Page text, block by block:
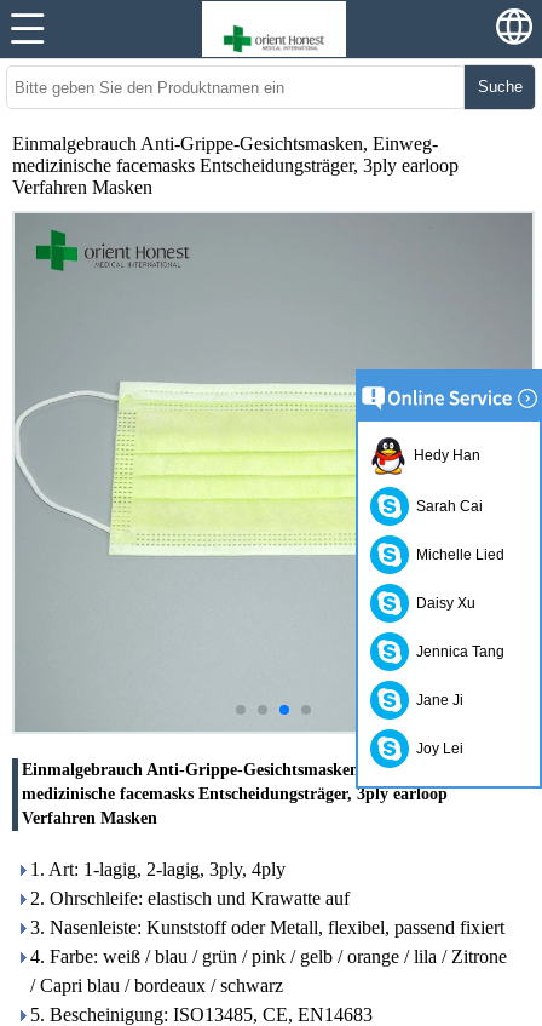
Suche
Einmalgebrauch Anti-Grippe-Gesichtsmasken, Einweg-
medizinische facemasks Entscheidungsträger, 3ply earloop
Verfahren Masken
Einmalgebrauch Anti-Grippe-Gesichtsmasken, Einweg-
medizinische facemasks Entscheidungsträger, 3ply earloop
Verfahren Masken
1. Art: 1-lagig, 2-lagig, 3ply, 4ply
2. Ohrschleife: elastisch und Krawatte auf
3. Nasenleiste: Kunststoff oder Metall, flexibel, passend fixiert
4. Farbe: weiß / blau / grün / pink / gelb / orange / lila / Zitrone
/ Capri blau / bordeaux / schwarz
5. Bescheinigung: ISO13485, CE, EN14683
Hedy Han
Sarah Cai
Michelle Lied
Daisy Xu
Jennica Tang
Jane Ji
Joy Lei